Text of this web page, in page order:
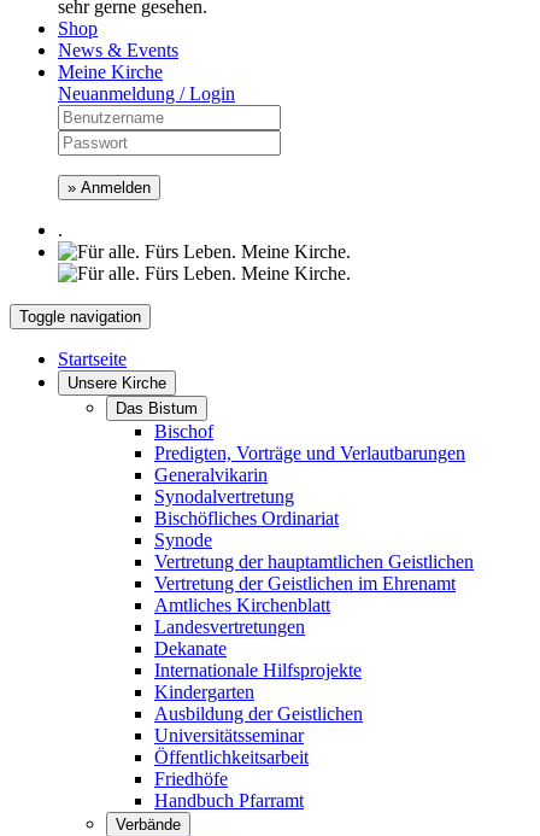
sehr gerne gesehen.
Shop
News & Events
Meine Kirche
Neuanmeldung / Login
» Anmelden
.
Toggle navigation
Startseite
Unsere Kirche
Das Bistum
Bischof
Predigten, Vorträge und Verlautbarungen
Generalvikarin
Synodalvertretung
Bischöfliches Ordinariat
Synode
Vertretung der hauptamtlichen Geistlichen
Vertretung der Geistlichen im Ehrenamt
Amtliches Kirchenblatt
Landesvertretungen
Dekanate
Internationale Hilfsprojekte
Kindergarten
Ausbildung der Geistlichen
Universitätsseminar
Öffentlichkeitsarbeit
Friedhöfe
Handbuch Pfarramt
Verbände